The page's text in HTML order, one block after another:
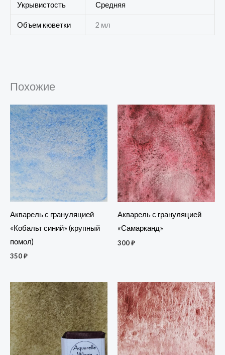
Укрывистость Средняя
Объем кюветки 2 мл
Похожие
Акварель с грануляцией
«Кобальт синий» (крупный
помол)
350₽
Акварель с грануляцией
«Самарканд»
300₽